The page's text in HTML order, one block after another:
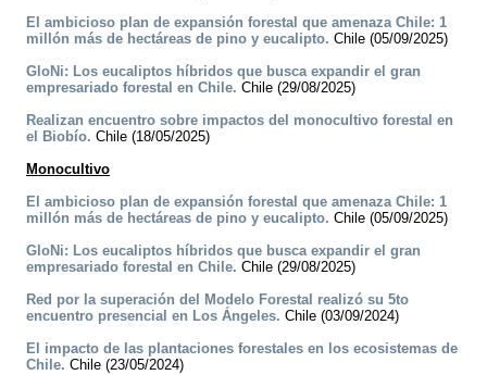
El ambicioso plan de expansión forestal que amenaza Chile: 1
millón más de hectáreas de pino y eucalipto. Chile (05/09/2025)
GloNi: Los eucaliptos híbridos que busca expandir el gran
empresariado forestal en Chile. Chile (29/08/2025)
Realizan encuentro sobre impactos del monocultivo forestal en
el Biobío. Chile (18/05/2025)
Monocultivo
El ambicioso plan de expansión forestal que amenaza Chile: 1
millón más de hectáreas de pino y eucalipto. Chile (05/09/2025)
GloNi: Los eucaliptos híbridos que busca expandir el gran
empresariado forestal en Chile. Chile (29/08/2025)
Red por la superación del Modelo Forestal realizó su 5to
encuentro presencial en Los Ángeles. Chile (03/09/2024)
El impacto de las plantaciones forestales en los ecosistemas de
Chile. Chile (23/05/2024)